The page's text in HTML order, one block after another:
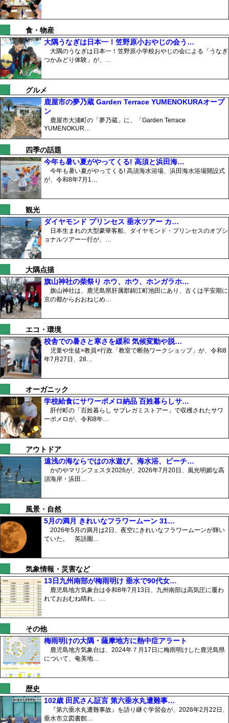
食・物産
大隅うなぎは日本一！笠野原小おやじの会う…
大隅のうなぎは日本一！笠野原小学校おやじの会による「うなぎ
つかみどり体験」が、…
グルメ
鹿屋市の夢乃蔵 Garden Terrace YUMENOKURAオープ
ン
鹿屋市大浦町の「夢乃蔵」に、「Garden Terrace
YUMENOKUR…
四季の話題
今年も暑い夏がやってくる! 高須と浜田海…
今年も暑い夏がやってくる! 高須海水浴場、浜田海水浴場開設式
が、令和8年7月1…
観光
ダイヤモンド プリンセス 垂水ツアー カ…
日本生まれの大型豪華客船、ダイヤモンド・プリンセスのオプシ
ョナルツアー一行が、…
大隅点描
旗山神社の柴祭り ホウ、ホウ、ホンガラホ…
旗山神社は、鹿児島県肝属郡錦江町池田にあり、古くは平安期に
京の都からおおねじめ…
エコ・環境
校舎での暑さと寒さを緩和 気候変動や脱…
児童や生徒×教員×行政「教室で断熱ワークショップ」が、令和8
年7月27日、28…
オーガニック
学校給食にサワーポメロ納品 百姓暮らしサ…
肝付町の「百姓暮らし サブレガミストアー」で収穫されたサワ
ーポメロが、令和8年…
アウトドア
遠浅の海ならではの水遊び、海水浴、ビーチ…
かのやマリンフェスタ2026が、2026年7月20日、風光明媚な高
須海岸・浜田…
風景・自然
5月の満月 きれいなフラワームーン 31…
2026年5月の満月は2日、夜空にきれいなフラワームーンが輝い
ていた。 英語圏…
気象情報・災害など
13日九州南部が梅雨明け 垂水で90代女…
鹿児島地方気象台は令和8年7月13日、九州南部は高気圧に覆わ
れておおむね晴れ、…
その他
梅雨明けの大隅・薩摩地方に熱中症アラート
鹿児島地方気象台は、2024年７月17日に梅雨明けした鹿児島県
について、奄美地…
歴史
102歳 田尻さん証言 第六垂水丸遭難事…
『第六垂水丸遭難事故』を語り継ぐ学習会が、2026年2月22日、
垂水市立図書館…